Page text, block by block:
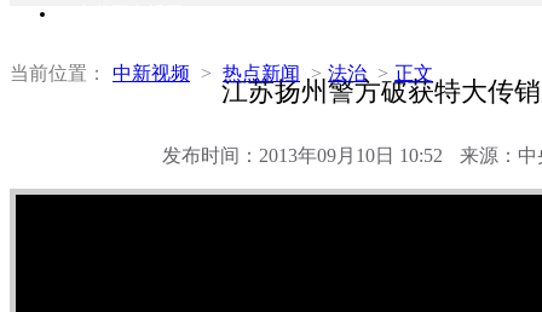
当前位置： 中新视频 > 热点新闻 > 法治 > 正文
江苏扬州警方破获特大传
发布时间：2013年09月10日 10:52 来源：中